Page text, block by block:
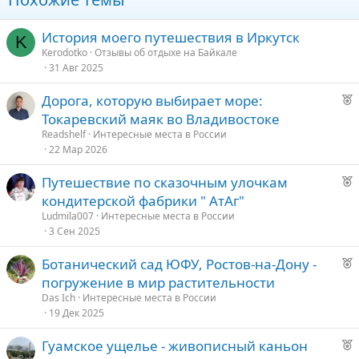
K История моего путешествия в Иркутск
Kerodotko Отзывы об отдыхе на Байкале
31 Авг 2025
Р
е
е
Дорога, которую выбирает море:
Токаревский маяк во Владивостоке
Readshelf Интересные места в России
22 Мар 2026
Р
е
е
Путешествие по сказочным улочкам
кондитерской фабрики " АтАг"
Ludmila007 Интересные места в России
3 Сен 2025
Р
е
Ботанический сад ЮФУ, Ростов-на-Дону -
погружение в мир растительности
Das Ich Интересные места в России
19 Дек 2025
Р
Гуамское ущелье - живописный каньон